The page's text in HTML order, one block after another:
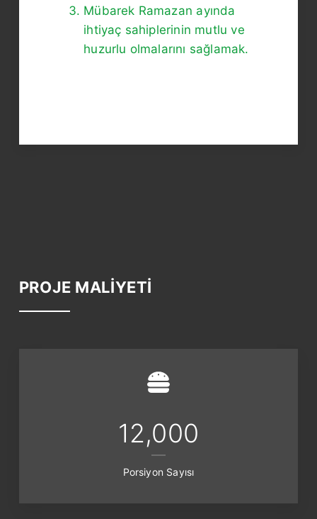
Mübarek Ramazan ayında
ihtiyaç sahiplerinin mutlu ve
huzurlu olmalarını sağlamak.
PROJE MALİYETİ
12,000
Porsiyon Sayısı